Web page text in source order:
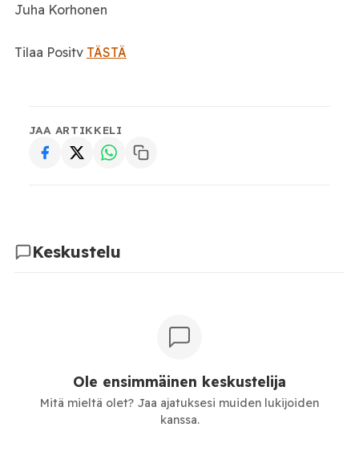
Juha Korhonen
Tilaa Positv TÄSTÄ
JAA ARTIKKELI
Keskustelu
Ole ensimmäinen keskustelija
Mitä mieltä olet? Jaa ajatuksesi muiden lukijoiden
kanssa.